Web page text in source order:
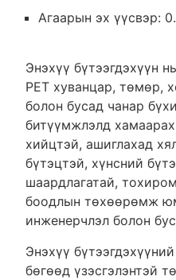
Агаарын эх үүсвэр:
Энэхүү бүтээгдэхүүн
PET хуванцар, төмөр,
болон бусад чанар
битүүмжлэлд
хийцтэй, ашиглахад
бүтэцтэй, хүнсний
шаардлагатай,
боодлын төхөөрөмж
инженерчлэл болон
Энэхүү
бөгөөд үзэсгэлэнтэй